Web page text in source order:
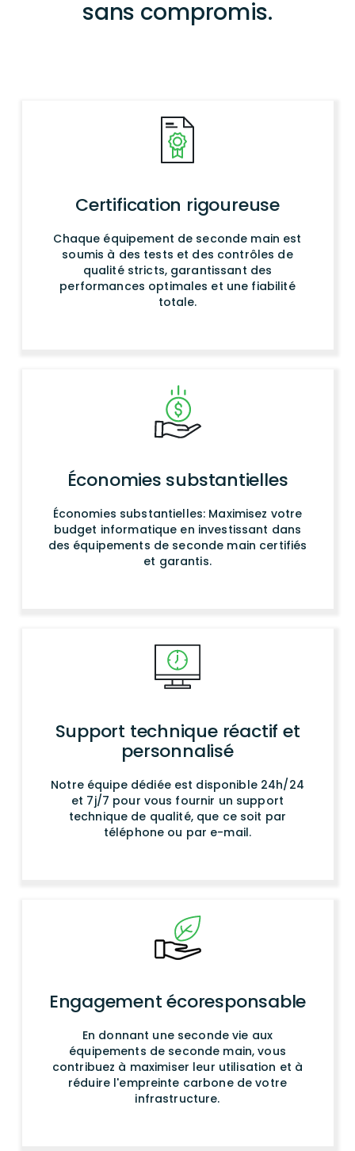
sans compromis.
Certification rigoureuse
Chaque équipement de seconde main est
soumis à des tests et des contrôles de
qualité stricts, garantissant des
performances optimales et une fiabilité
totale.
Économies substantielles
Économies substantielles: Maximisez votre
budget informatique en investissant dans
des équipements de seconde main certifiés
et garantis.
Support technique réactif et
personnalisé
Notre équipe dédiée est disponible 24h/24
et 7j/7 pour vous fournir un support
technique de qualité, que ce soit par
téléphone ou par e-mail.
Engagement écoresponsable
En donnant une seconde vie aux
équipements de seconde main, vous
contribuez à maximiser leur utilisation et à
réduire l'empreinte carbone de votre
infrastructure.